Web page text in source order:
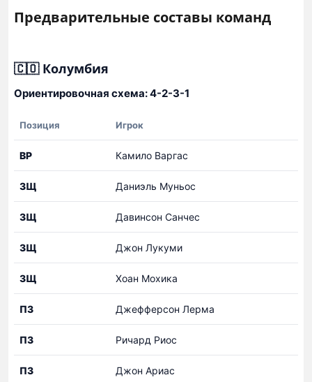
Предварительные составы команд
🇨🇴 Колумбия
Ориентировочная схема: 4-2-3-1
Предварительный
состав
сборной
Позиция Игрок
ВР Камило Варгас
ЗЩ Даниэль Муньос
ЗЩ Давинсон Санчес
ЗЩ Джон Лукуми
ЗЩ Хоан Мохика
ПЗ Джефферсон Лерма
ПЗ Ричард Риос
ПЗ Джон Ариас